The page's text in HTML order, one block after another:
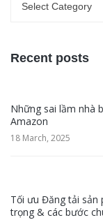
Select Category
Recent posts
Những sai lầm nhà
Amazon
18 March, 2025
Tối ưu Đăng tải sản
trọng & các bước